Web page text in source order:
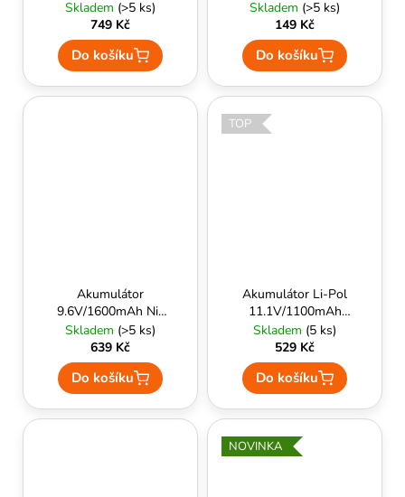
Charger
LiPo/LiFe/NiMH
Skladem (>5 ks)
749 Kč
Do košíku
BlueMax
Skladem (>5 ks)
149 Kč
Do košíku
Akumulátor
9.6V/1600mAh Ni-
MH - AK Type Dean
konektor - VB
Power
Skladem (>5 ks)
639 Kč
Do košíku
TOP
Akumulátor Li-Pol
11.1V/1100mAh
(20/40C) - Specna
Arms Energy
Skladem (5 ks)
529 Kč
Do košíku
NOVINKA